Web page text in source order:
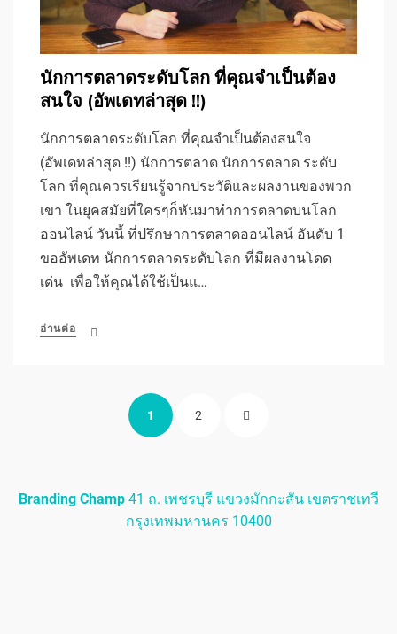
นักการตลาดระดับโลก ที่คุณจำเป็นต้อง
สนใจ (อัพเดทล่าสุด !!)
นักการตลาดระดับโลก ที่คุณจำเป็นต้องสนใจ
(อัพเดทล่าสุด !!) นักการตลาด นักการตลาด ระดับ
โลก ที่คุณควรเรียนรู้จากประวัติและผลงานของพวก
เขา ในยุคสมัยที่ใครๆก็หันมาทำการตลาดบนโลก
ออนไลน์ วันนี้ ที่ปรึกษาการตลาดออนไลน์ อันดับ 1
ขออัพเดท นักการตลาดระดับโลก ที่มีผลงานโดด
เด่น เพื่อให้คุณได้ใช้เป็นแ…
อ่านต่อ
PAGE
1 PAGE
2 NEXT
Branding Champ 41 ถ. เพชรบุรี แขวงมักกะสัน เขตราชเทวี
กรุงเทพมหานคร 10400